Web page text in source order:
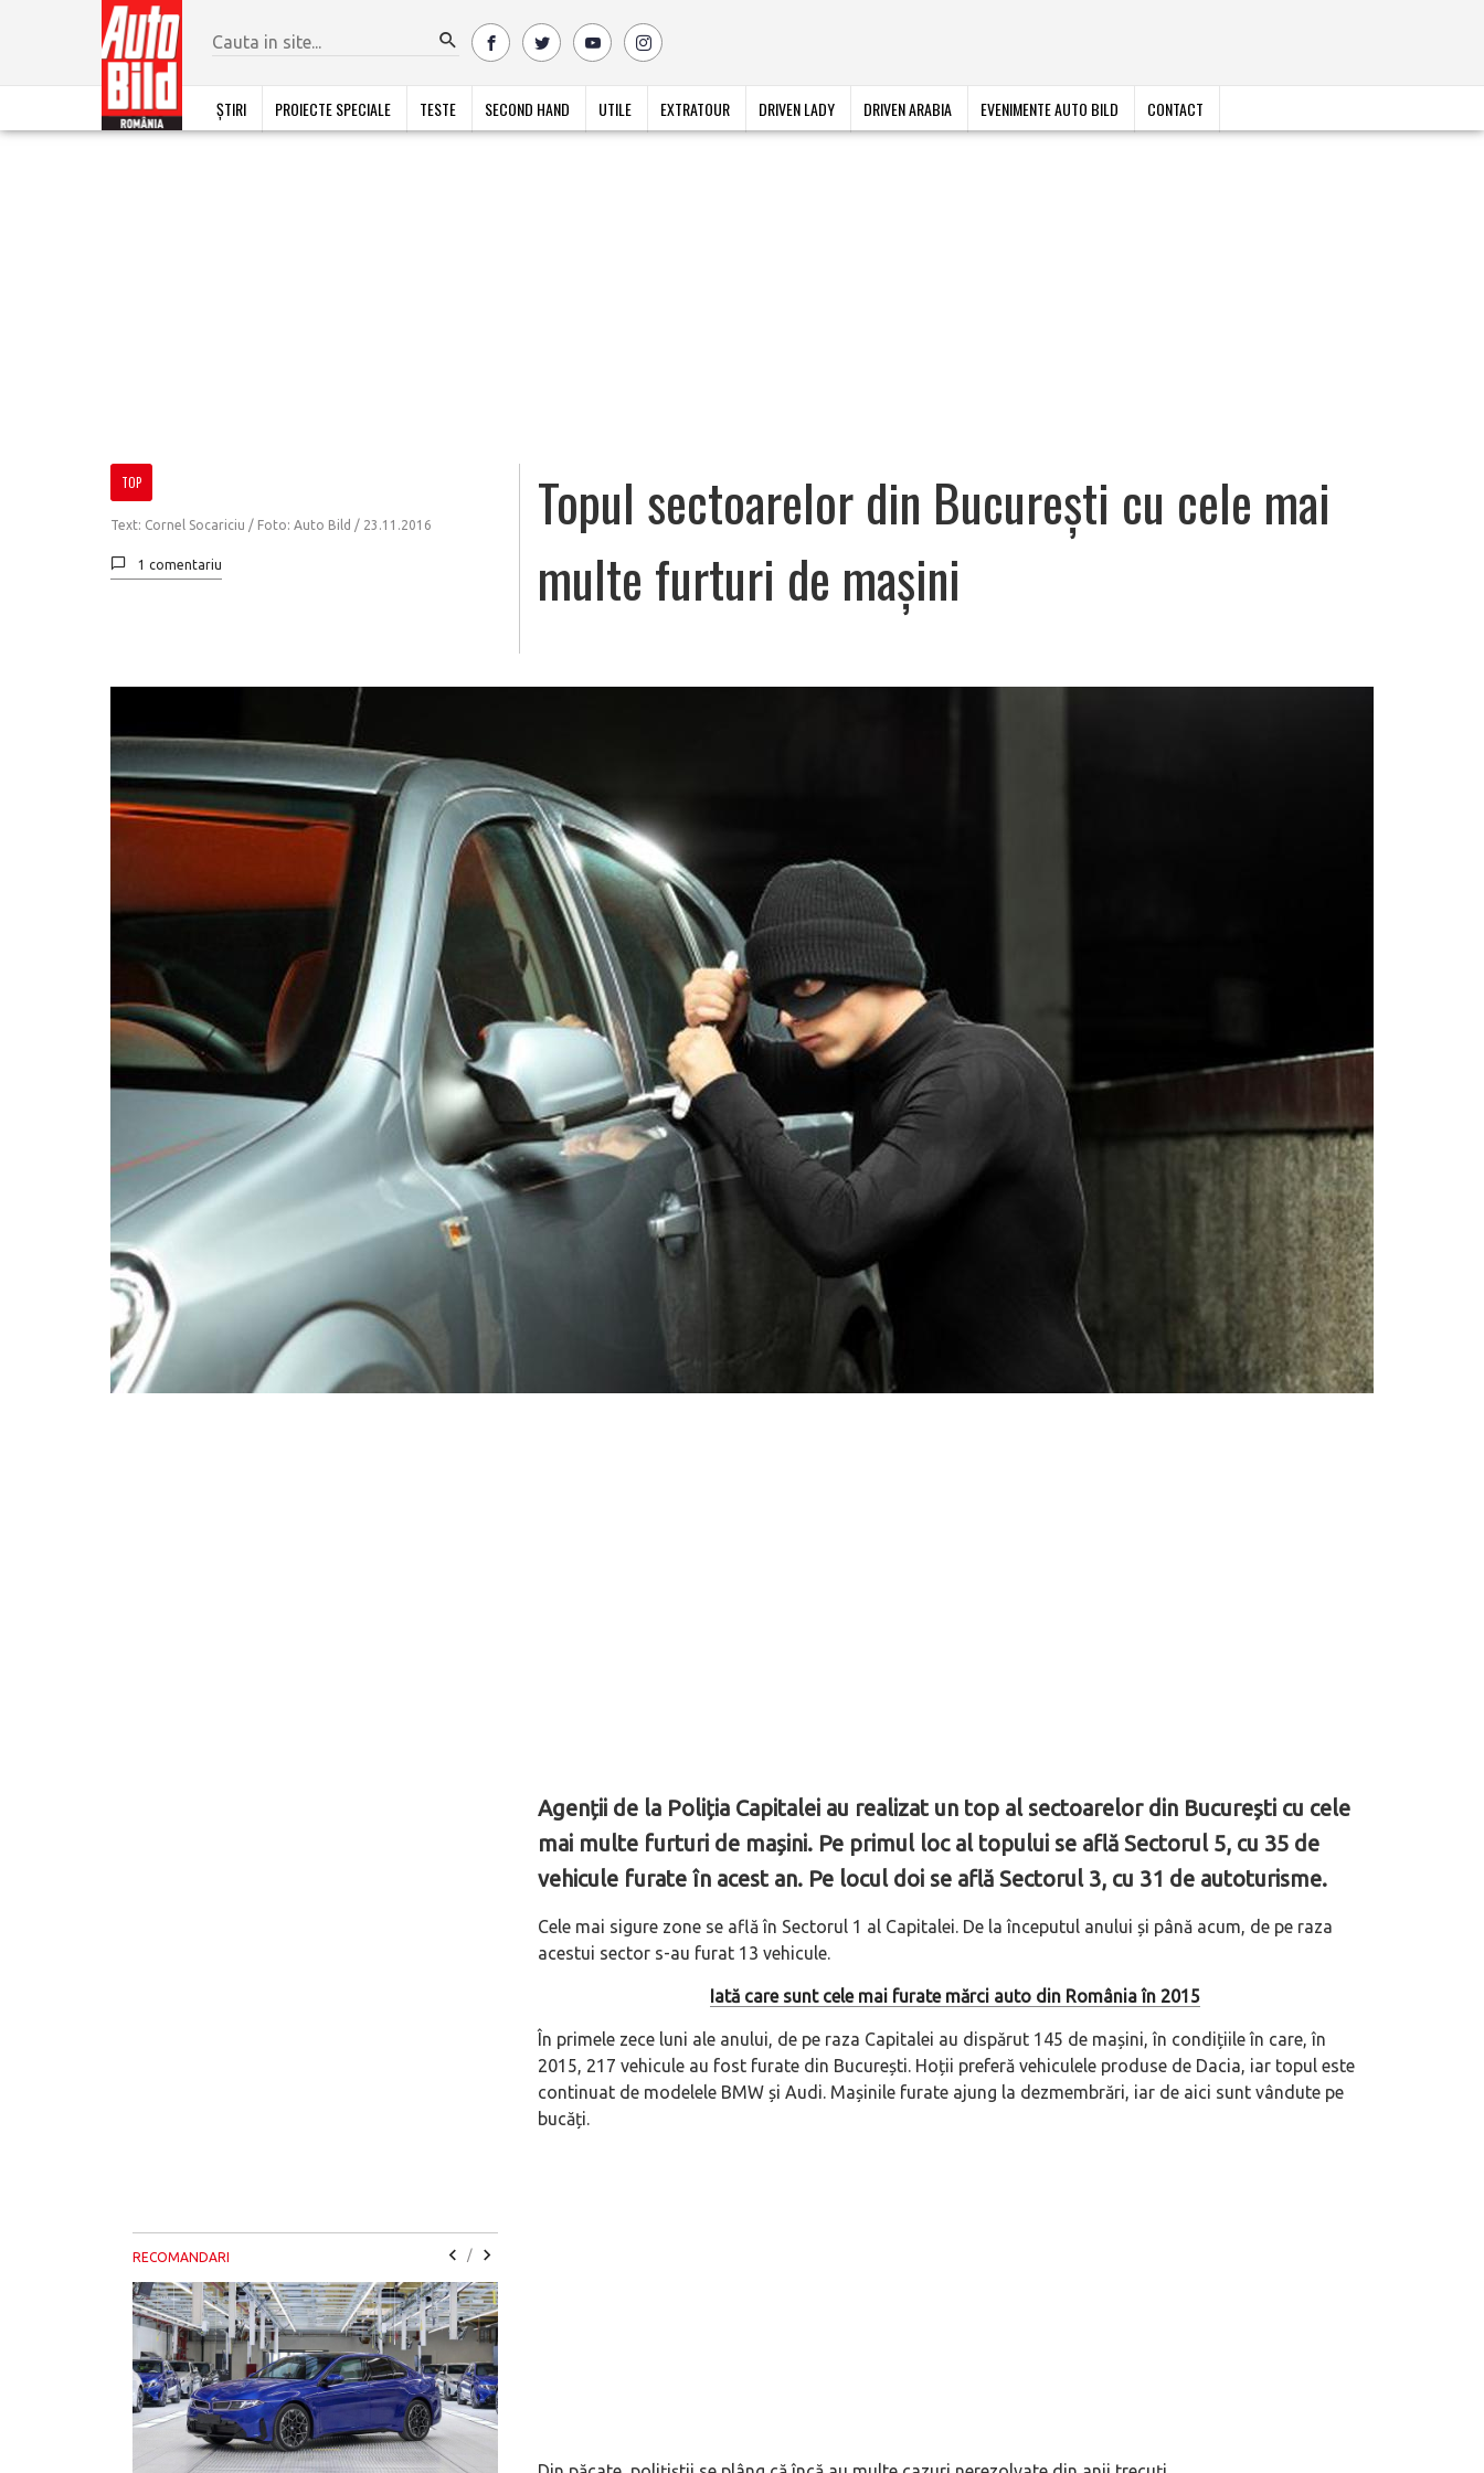
ȘTIRI PROIECTE SPECIALE TESTE SECOND HAND UTILE EXTRATOUR DRIVEN LADY DRIVEN ARABIA EVENIMENTE AUTO BILD CONTACT
TOP
Text: Cornel Socariciu / Foto: Auto Bild / 23.11.2016
1 comentariu
Topul sectoarelor din București cu cele mai
multe furturi de mașini
Agenții de la Poliția Capitalei au realizat un top al sectoarelor din București cu cele
mai multe furturi de mașini. Pe primul loc al topului se află Sectorul 5, cu 35 de
vehicule furate în acest an. Pe locul doi se află Sectorul 3, cu 31 de autoturisme.
Cele mai sigure zone se află în Sectorul 1 al Capitalei. De la începutul anului și până acum, de pe raza
acestui sector s-au furat 13 vehicule.
Iată care sunt cele mai furate mărci auto din România în 2015
În primele zece luni ale anului, de pe raza Capitalei au dispărut 145 de mașini, în condițiile în care, în
2015, 217 vehicule au fost furate din București. Hoții preferă vehiculele produse de Dacia, iar topul este
continuat de modelele BMW și Audi. Mașinile furate ajung la dezmembrări, iar de aici sunt vândute pe
bucăți.
RECOMANDARI /